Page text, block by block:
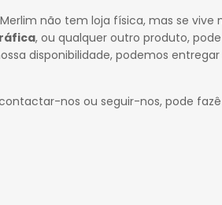
não tem loja física, mas se vive
, ou qualquer outro produto,
disponibilidade, podemos
nos ou seguir-nos, pode